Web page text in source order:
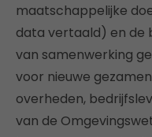
maatschappelijke
data vertaald) en de
van samenwerking
voor nieuwe
overheden,
van de